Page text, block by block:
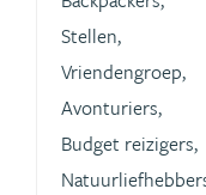
Stellen,
Vriendengroep,
Avonturiers,
Budget reizigers,